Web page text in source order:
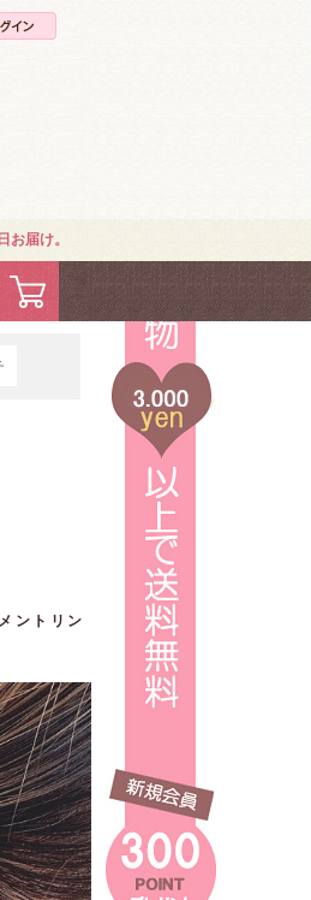
お届け。
ントリン